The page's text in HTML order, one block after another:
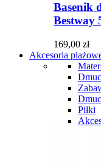
Basenik
Bestway
169,00 zł
Akcesoria
Piłki